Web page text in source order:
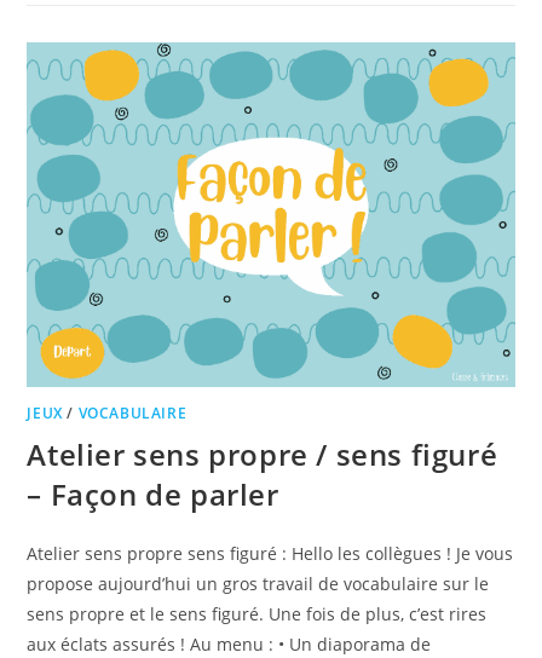
JEUX/ VOCABULAIRE
Atelier sens propre / sens figuré
– Façon de parler
Atelier sens propre sens figuré : Hello les collègues ! Je vous
propose aujourd’hui un gros travail de vocabulaire sur le
sens propre et le sens figuré. Une fois de plus, c’est rires
aux éclats assurés ! Au menu : • Un diaporama de